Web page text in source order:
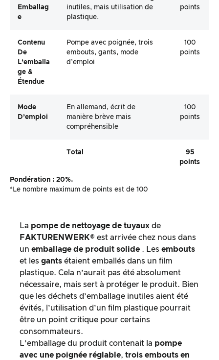
Emballag
E
inutiles, mais utilisation de
plastique.
points
Contenu
De
L’emballa
Ge &
Étendue
Pompe avec poignée, trois
embouts, gants, mode
d’emploi
100
points
Mode
D’emploi
En allemand, écrit de
manière brève mais
compréhensible
100
points
Total
95
points
Pondération : 20%.
*Le nombre maximum de points est de 100
La pompe de nettoyage de tuyaux de
FAKTURENWERK® est arrivée chez nous dans
un emballage de produit solide . Les embouts
et les gants étaient emballés dans un film
plastique. Cela n’aurait pas été absolument
nécessaire, mais sert à protéger le produit. Bien
que les déchets d’emballage inutiles aient été
évités, l’utilisation d’un film plastique pourrait
être un point critique pour certains
consommateurs.
L’emballage du produit contenait la pompe
avec une poignée réglable, trois embouts en